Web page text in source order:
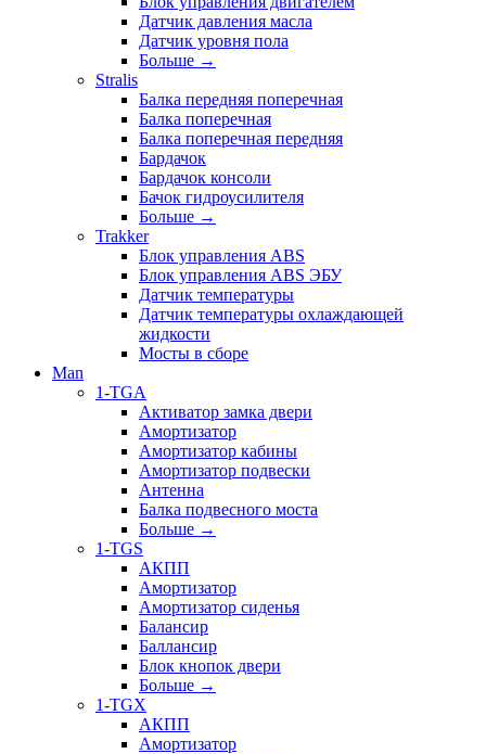
Датчик давления масла
Датчик уровня пола
Больше →
Stralis
Балка передняя поперечная
Балка поперечная
Балка поперечная передняя
Бардачок
Бардачок консоли
Бачок гидроусилителя
Больше →
Trakker
Блок управления ABS
Блок управления ABS ЭБУ
Датчик температуры
Датчик температуры охлаждающей
жидкости
Мосты в сборе
Man
1-TGA
Активатор замка двери
Амортизатор
Амортизатор кабины
Амортизатор подвески
Антенна
Балка подвесного моста
Больше →
1-TGS
АКПП
Амортизатор
Амортизатор сиденья
Балансир
Баллансир
Блок кнопок двери
Больше →
1-TGX
АКПП
Амортизатор